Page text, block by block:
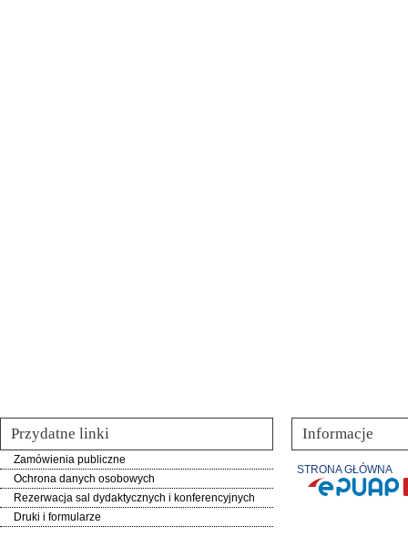
Przydatne linki
Zamówienia publiczne
Ochrona danych osobowych
Rezerwacja sal dydaktycznych i konferencyjnych
Druki i formularze
Informacje
STRONA GŁÓWNA